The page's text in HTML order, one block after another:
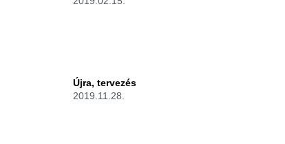
Újra, tervezés
2019.11.28.